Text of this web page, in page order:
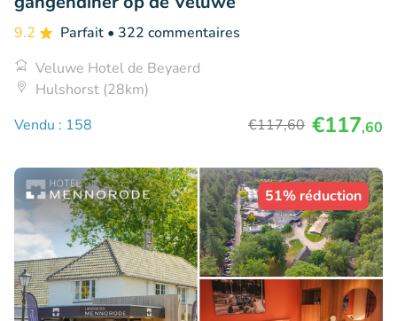
9.2 Parfait • 322 commentaires
Veluwe Hotel de Beyaerd
Hulshorst (28km)
Vendu : 158
€117,60 €117,60
51% réduction